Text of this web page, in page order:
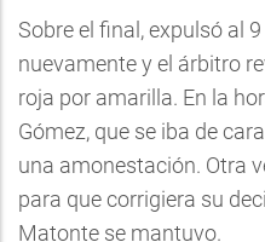
Sobre el final, expulsó al
nuevamente y el árbitro
roja por amarilla. En la
Gómez, que se iba de
una amonestación. Otra
para que corrigiera su
Matonte se mantuvo.